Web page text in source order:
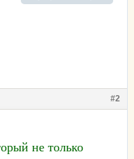
#2
не только